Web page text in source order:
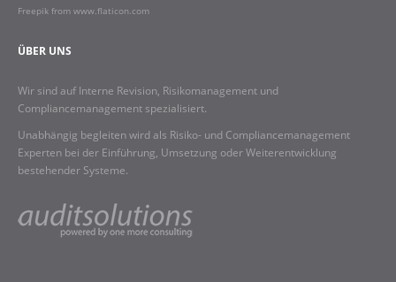
Freepik from www.flaticon.com
ÜBER UNS
Wir sind auf Interne Revision, Risikomanagement und
Compliancemanagement spezialisiert.
Unabhängig begleiten wird als Risiko- und Compliancemanagement
Experten bei der Einführung, Umsetzung oder Weiterentwicklung
bestehender Systeme.